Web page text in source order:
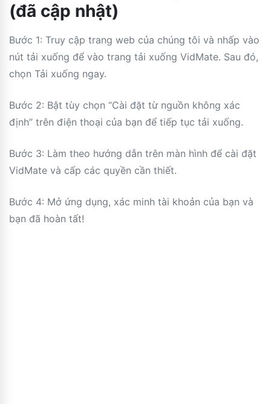
(đã cập nhật)
Bước 1: Truy cập trang web của chúng tôi và nhấp vào
nút tải xuống để vào trang tải xuống VidMate. Sau đó,
chọn Tải xuống ngay.
Bước 2: Bật tùy chọn “Cài đặt từ nguồn không xác
định” trên điện thoại của bạn để tiếp tục tải xuống.
Bước 3: Làm theo hướng dẫn trên màn hình để cài đặt
VidMate và cấp các quyền cần thiết.
Bước 4: Mở ứng dụng, xác minh tài khoản của bạn và
bạn đã hoàn tất!